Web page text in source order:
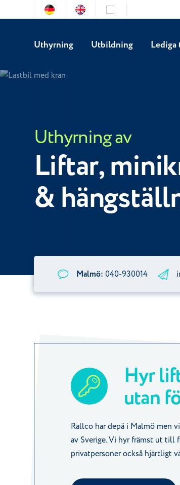
Uthyrning Utbildning Lediga
Uthyrning av
Liftar,
&
Malmö: 040-930014
Hyr
utan
Rallco har depå i Malmö men
av Sverige. Vi hyr främst ut till
privatpersoner också hjärtligt